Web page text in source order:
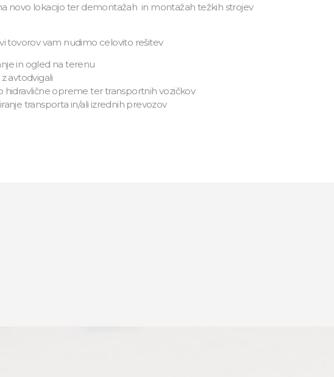
novo lokacijo ter demontažah in montažah težkih strojev
tovorov vam nudimo celovito rešitev
in ogled na terenu
avtodvigali
hidravlične opreme ter transportnih vozičkov
transporta in/ali izrednih prevozov